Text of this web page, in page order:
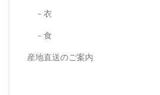
－衣
－食
産地直送のご案内